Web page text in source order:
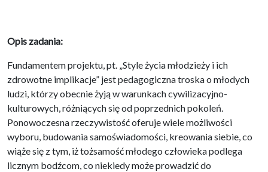
Opis zadania:
Fundamentem projektu, pt. „Style życia młodzieży i ich
zdrowotne implikacje” jest pedagogiczna troska o młodych
ludzi, którzy obecnie żyją w warunkach cywilizacyjno-
kulturowych, różniących się od poprzednich pokoleń.
Ponowoczesna rzeczywistość oferuje wiele możliwości
wyboru, budowania samoświadomości, kreowania siebie, co
wiąże się z tym, iż tożsamość młodego człowieka podlega
licznym bodźcom, co niekiedy może prowadzić do